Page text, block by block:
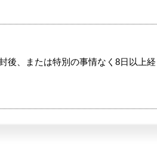
後、または特別の事情なく8日以上経